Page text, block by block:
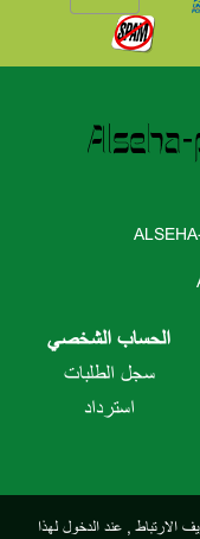
الحساب الشخصي
سجل الطلبات
استرداد
, عند الدخول لهذا